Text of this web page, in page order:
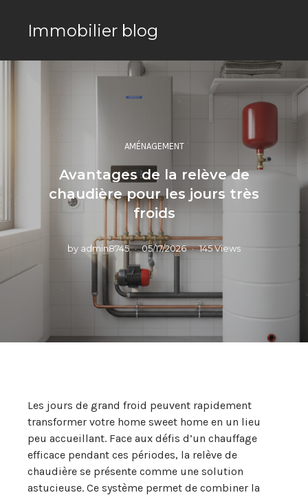
Immobilier blog
AMÉNAGEMENT
Avantages de la relève de
chaudière pour les jours très
froids
by admin8745 05/17/2026 145 Views
Les jours de grand froid peuvent rapidement
transformer votre home sweet home en un lieu
peu accueillant. Face aux défis d’un chauffage
efficace pendant ces périodes, la relève de
chaudière se présente comme une solution
astucieuse. Ce système permet de combiner la